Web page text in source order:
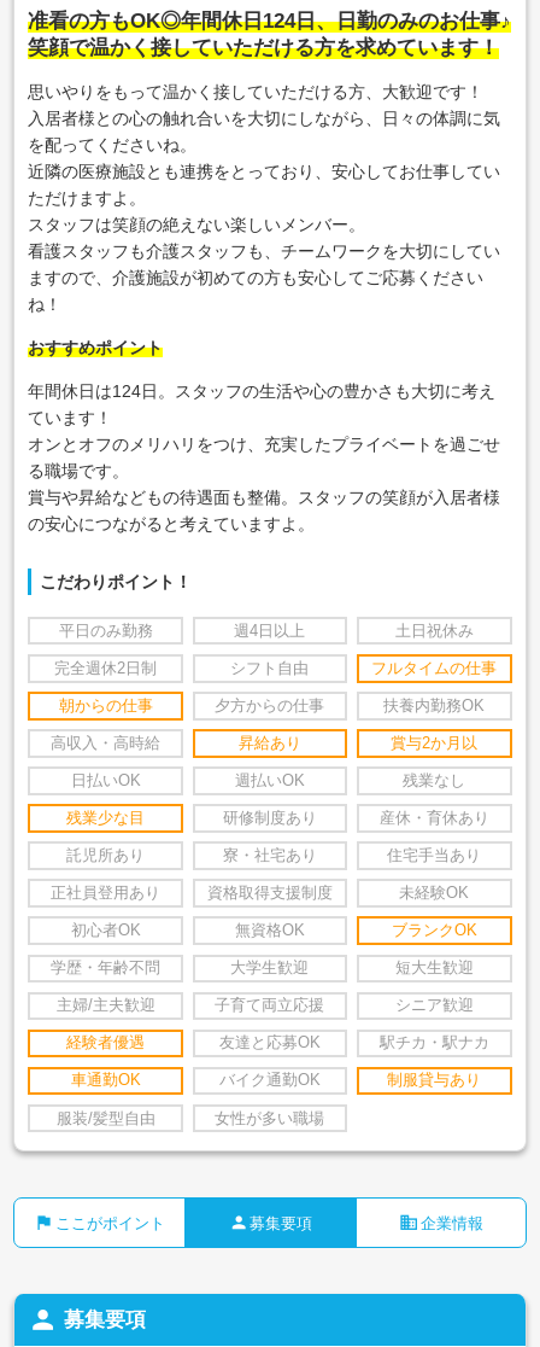
准看の方もOK◎年間休日124日、日勤のみのお仕事♪
笑顔で温かく接していただける方を求めています！
思いやりをもって温かく接していただける方、大歓迎です！
入居者様との心の触れ合いを大切にしながら、日々の体調に気
を配ってくださいね。
近隣の医療施設とも連携をとっており、安心してお仕事してい
ただけますよ。
スタッフは笑顔の絶えない楽しいメンバー。
看護スタッフも介護スタッフも、チームワークを大切にしてい
ますので、介護施設が初めての方も安心してご応募ください
ね！
おすすめポイント
年間休日は124日。スタッフの生活や心の豊かさも大切に考え
ています！
オンとオフのメリハリをつけ、充実したプライベートを過ごせ
る職場です。
賞与や昇給などもの待遇面も整備。スタッフの笑顔が入居者様
の安心につながると考えていますよ。
こだわりポイント！
平日のみ勤務 週4日以上 土日祝休み
完全週休2日制 シフト自由 フルタイムの仕事
朝からの仕事 夕方からの仕事 扶養内勤務OK
高収入・高時給 昇給あり 賞与2か月以
日払いOK 週払いOK 残業なし
残業少な目 研修制度あり 産休・育休あり
託児所あり 寮・社宅あり 住宅手当あり
正社員登用あり 資格取得支援制度 未経験OK
初心者OK 無資格OK ブランクOK
学歴・年齢不問 大学生歓迎 短大生歓迎
主婦/主夫歓迎 子育て両立応援 シニア歓迎
経験者優遇 友達と応募OK 駅チカ・駅ナカ
車通勤OK バイク通勤OK 制服貸与あり
服装/髪型自由 女性が多い職場
flag ここがポイント person 募集要項 business 企業情報
person 募集要項